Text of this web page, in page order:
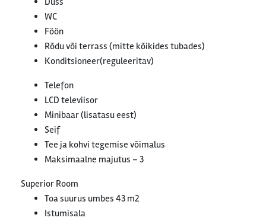
WC
Föön
Rõdu või terrass (mitte kõikides tubades)
Konditsioneer(reguleeritav)
Telefon
LCD televiisor
Minibaar (lisatasu eest)
Seif
Tee ja kohvi tegemise võimalus
Maksimaalne majutus – 3
Superior Room
Toa suurus umbes 43 m2
Istumisala